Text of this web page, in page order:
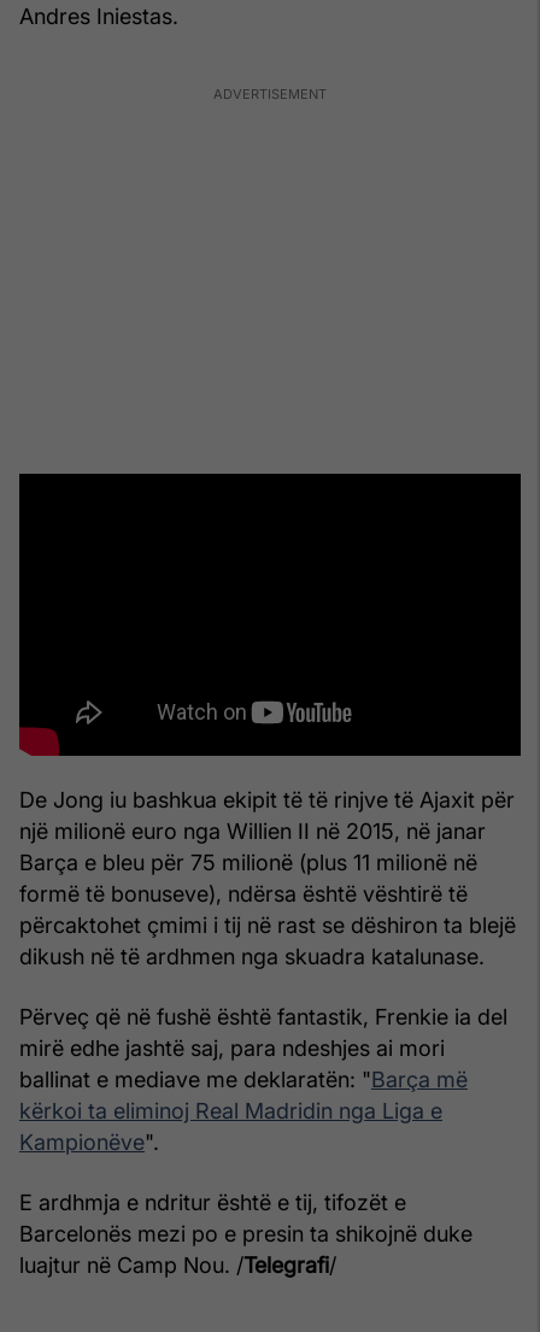
Andres Iniestas.
De Jong iu bashkua ekipit të të rinjve të Ajaxit për
një milionë euro nga Willien II në 2015, në janar
Barça e bleu për 75 milionë (plus 11 milionë në
formë të bonuseve), ndërsa është vështirë të
përcaktohet çmimi i tij në rast se dëshiron ta blejë
dikush në të ardhmen nga skuadra katalunase.
Përveç që në fushë është fantastik, Frenkie ia del
mirë edhe jashtë saj, para ndeshjes ai mori
ballinat e mediave me deklaratën: "Barça më
kërkoi ta eliminoj Real Madridin nga Liga e
Kampionëve".
E ardhmja e ndritur është e tij, tifozët e
Barcelonës mezi po e presin ta shikojnë duke
luajtur në Camp Nou. /Telegrafi/